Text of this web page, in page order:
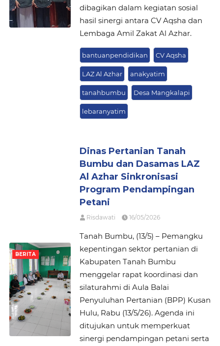
dibagikan dalam kegiatan sosial
hasil sinergi antara CV Aqsha dan
Lembaga Amil Zakat Al Azhar.
bantuanpendidikan CV Aqsha
LAZ Al Azhar anakyatim
tanahbumbu Desa Mangkalapi
lebaranyatim
BERITA
Dinas Pertanian Tanah
Bumbu dan Dasamas LAZ
Al Azhar Sinkronisasi
Program Pendampingan
Petani
Risdawati 16/05/2026
Tanah Bumbu, (13/5) – Pemangku
kepentingan sektor pertanian di
Kabupaten Tanah Bumbu
menggelar rapat koordinasi dan
silaturahmi di Aula Balai
Penyuluhan Pertanian (BPP) Kusan
Hulu, Rabu (13/5/26). Agenda ini
ditujukan untuk memperkuat
sinergi pendampingan petani serta